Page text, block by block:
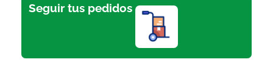
Seguir tus pedidos